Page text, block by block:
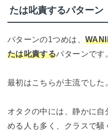
たは叱責するパターン
パターンの1つめは、
たは叱責するパターンです
最初はこちらが主流でした
オタクの中には、静かに
める人も多く、クラスで騒